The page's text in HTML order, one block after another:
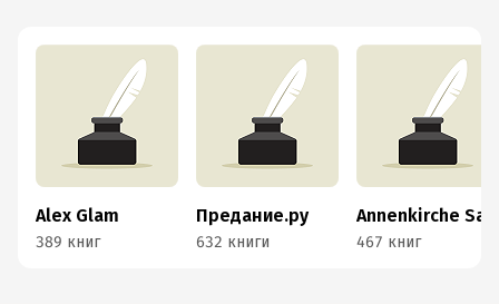
Alex Glam
389 книг
Предание.ру
632 книги 467 книг